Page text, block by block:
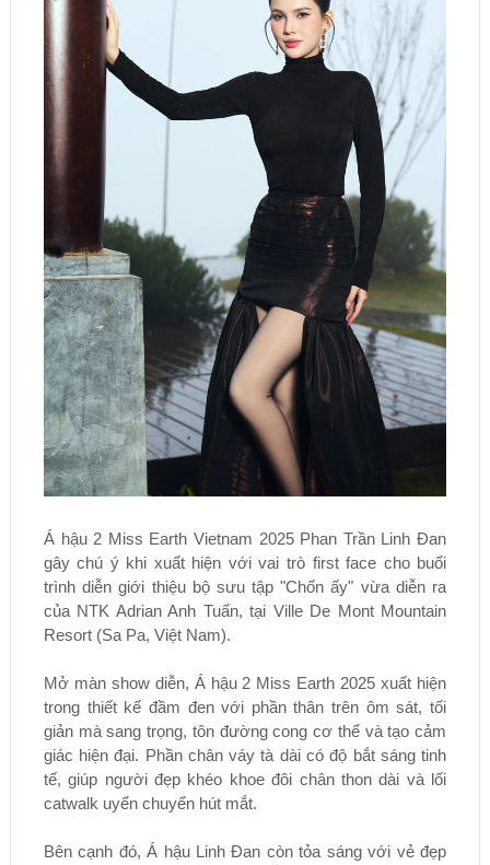
Á hậu 2 Miss Earth Vietnam 2025 Phan Trần Linh Đan
gây chú ý khi xuất hiện với vai trò first face cho buổi
trình diễn giới thiệu bộ sưu tập "Chốn ấy" vừa diễn ra
của NTK Adrian Anh Tuấn, tại Ville De Mont Mountain
Resort (Sa Pa, Việt Nam).
Mở màn show diễn, Á hậu 2 Miss Earth 2025 xuất hiện
trong thiết kế đầm đen với phần thân trên ôm sát, tối
giản mà sang trọng, tôn đường cong cơ thể và tạo cảm
giác hiện đại. Phần chân váy tà dài có độ bắt sáng tinh
tế, giúp người đẹp khéo khoe đôi chân thon dài và lối
catwalk uyển chuyển hút mắt.
Bên cạnh đó, Á hậu Linh Đan còn tỏa sáng với vẻ đẹp